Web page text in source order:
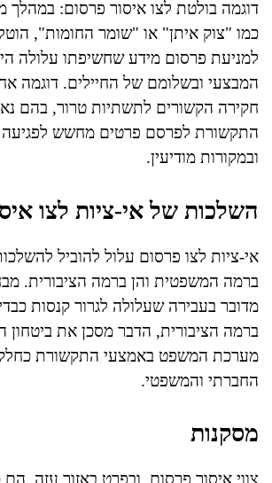
דוגמה בולטת לצו איסור פרסום: במהלך
כמו "צוק איתן" או "שומר החומות",
למניעת פרסום מידע שחשיפתו עלולה
המבצעי ובשלומם של החיילים. דוגמה
חקירה הקשורים לתשתיות טרור, בהם
התקשורת לפרסם פרטים מחשש לפגיעה
ובמקורות מודיעין.
השלכות של אי-ציות לצו
אי-ציות לצו פרסום עלול להוביל
ברמה המשפטית והן ברמה הציבורית.
מדובר בעבירה שעלולה לגרור קנסות
ברמה הציבורית, הדבר מסכן את ביטחון
מערכת המשפט באמצעי התקשורת
החברתי והמשפטי.
מסקנות
צווי איסור פרסום, ובפרט באזור עזה, הם